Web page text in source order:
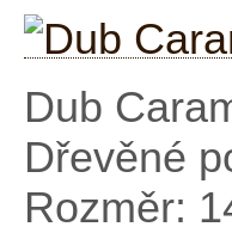
Dub
Dřevěné
Rozměr: